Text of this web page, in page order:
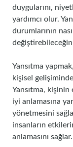
duygularını,
yardımcı olur.
durumlarının
Yansıtma
kişisel
Yansıtma, kişinin
iyi anlamasına
yönetmesini
insanların
anlamasını sağlar.